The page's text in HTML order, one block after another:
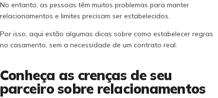
No entanto, as pessoas têm muitos problemas para manter
relacionamentos e limites precisam ser estabelecidos.
Por isso, aqui estão algumas dicas sobre como estabelecer regras
no casamento, sem a necessidade de um contrato real:
Conheça as crenças de seu
parceiro sobre relacionamentos